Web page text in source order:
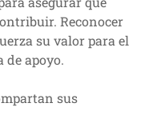
Reconocer
su valor para el
de apoyo.
sus